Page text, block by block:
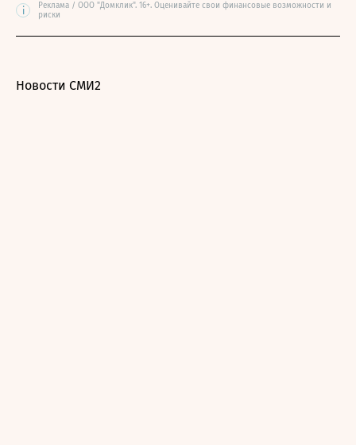
i
Реклама / ООО "Домклик". 16+. Оценивайте свои финансовые возможности и
риски
Новости СМИ2